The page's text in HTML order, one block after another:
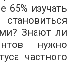
65% изучать
Знают ли
нужно
частного